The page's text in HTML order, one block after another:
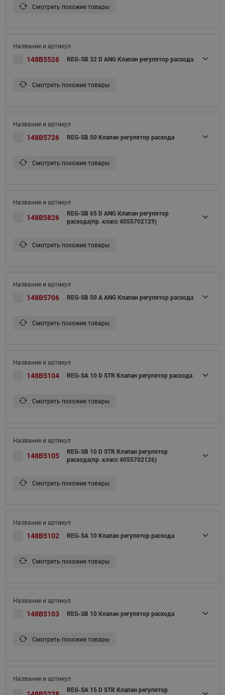
Смотреть похожие товары
148B5526 REG-SB 32 D ANG Клапан регулятор расхода
Смотреть похожие товары
148B5726 REG-SB 50 Клапан регулятор расхода
Смотреть похожие товары
148B5826
REG-SB 65 D ANG Клапан регулятор
расхода(пр. класс 4055702129)
Смотреть похожие товары
148B5706 REG-SB 50 A ANG Клапан регулятор расхода
Смотреть похожие товары
148B5104 REG-SA 10 D STR Клапан регулятор расхода
Смотреть похожие товары
148B5105
REG-SB 10 D STR Клапан регулятор
расхода(пр. класс 4055702126)
Смотреть похожие товары
148B5102 REG-SA 10 Клапан регулятор расхода
Смотреть похожие товары
148B5103 REG-SB 10 Клапан регулятор расхода
Смотреть похожие товары
REG-SA 15 D STR Клапан регулятор